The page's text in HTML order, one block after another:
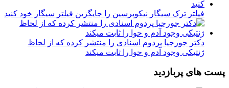
فیلتر ترک سیگار نیکوپرسین را جایگزین فیلتر سیگار خود کنید
دکتر جورجیا پردوم اسنادی را منتشر کرده که از لحاظ
ژنتیکی وجود آدم و حوا را ثابت میکند
پست های پربازدید